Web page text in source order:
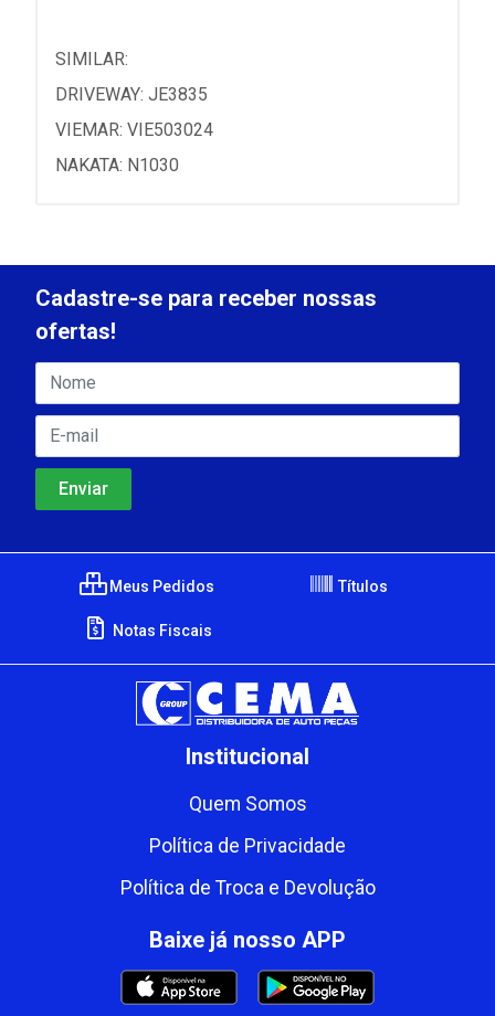
SIMILAR:
DRIVEWAY: JE3835
VIEMAR: VIE503024
NAKATA: N1030
Cadastre-se para receber nossas
ofertas!
Meus Pedidos Títulos
Notas Fiscais
Institucional
Quem Somos
Política de Privacidade
Política de Troca e Devolução
Baixe já nosso APP